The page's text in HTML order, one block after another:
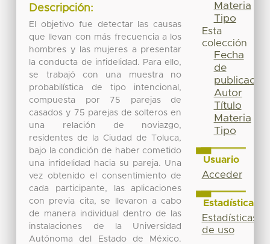
Descripción:
El objetivo fue detectar las causas
que llevan con más frecuencia a los
hombres y las mujeres a presentar
la conducta de infidelidad. Para ello,
se trabajó con una muestra no
probabilística de tipo intencional,
compuesta por 75 parejas de
casados y 75 parejas de solteros en
una relación de noviazgo,
residentes de la Ciudad de Toluca,
bajo la condición de haber cometido
una infidelidad hacia su pareja. Una
vez obtenido el consentimiento de
cada participante, las aplicaciones
con previa cita, se llevaron a cabo
de manera individual dentro de las
instalaciones de la Universidad
Autónoma del Estado de México.
Materia
Tipo
Esta
colección
Fecha
de
publicación
Autor
Título
Materia
Tipo
Usuario
Acceder
Estadísticas
Estadísticas
de uso